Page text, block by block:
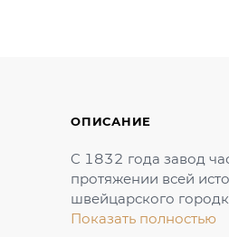
ОПИСАНИЕ
C 1832 года завод
протяжении всей
швейцарского
Показать полностью